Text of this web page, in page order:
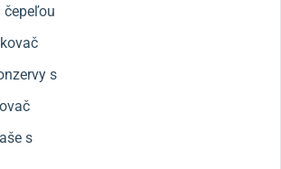
čepeľou
s
s